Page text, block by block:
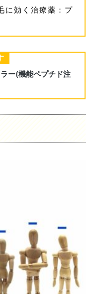
に効く治療薬：プ